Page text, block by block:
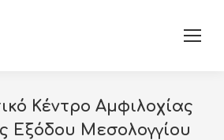
Κέντρο Αμφιλοχίας
Εξόδου Μεσολογγίου